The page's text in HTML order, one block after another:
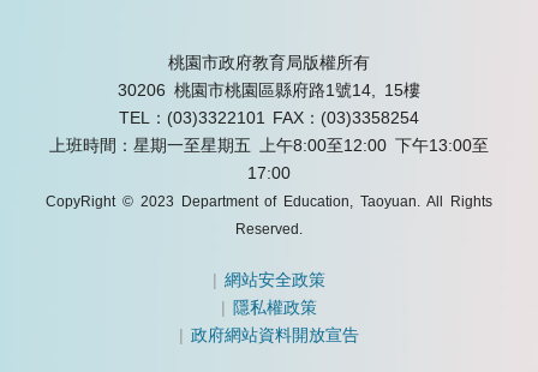
桃園市政府教育局版權所有
30206 桃園市桃園區縣府路1號14, 15樓
TEL：(03)3322101
FAX：(03)3358254
上班時間：星期一至星期五 上午8:00至12:00 下午13:00至
17:00
CopyRight © 2023 Department of Education, Taoyuan. All Rights
Reserved.
|網站安全政策
| 隱私權政策
|政府網站資料開放宣告